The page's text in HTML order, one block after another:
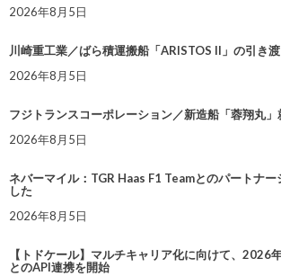
2026年8月5日
川崎重工業／ばら積運搬船「ARISTOS II」の引き
2026年8月5日
フジトランスコーポレーション／新造船「蓉翔丸」
2026年8月5日
ネバーマイル：TGR Haas F1 Teamとのパートナー
した
2026年8月5日
【トドケール】マルチキャリア化に向けて、2026
とのAPI連携を開始